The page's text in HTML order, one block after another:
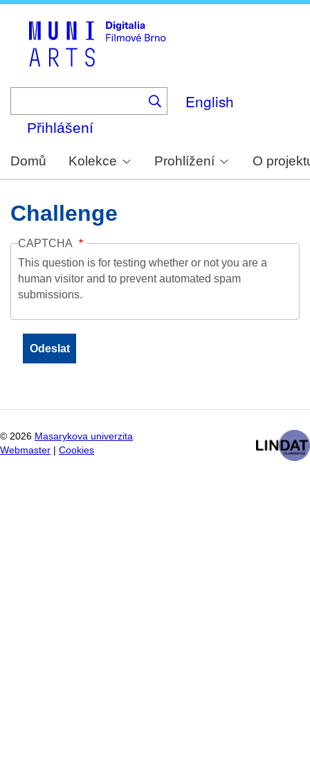
English
Přihlášení
Domů Kolekce Prohlížení O
Challenge
CAPTCHA
This question is for testing whether or not you are a
human visitor and to prevent automated spam
submissions.
© 2026 Masarykova univerzita
Webmaster
Cookies